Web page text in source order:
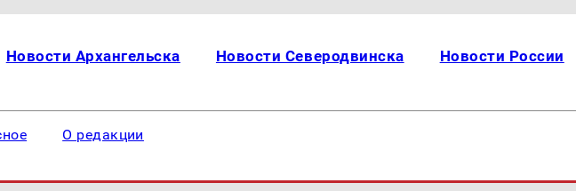
Новости Архангельска Новости Северодвинска Новости России
О редакции